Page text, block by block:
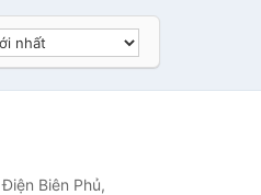
Điện Biên Phủ,